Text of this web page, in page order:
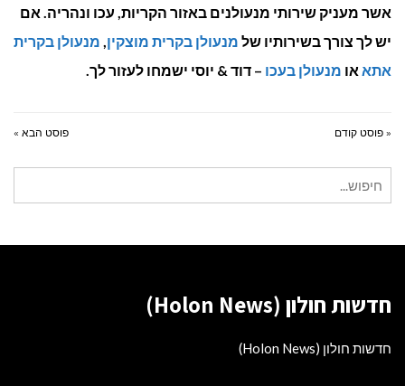
אשר מעניק שירותי מנעולנים באזור הקריות, עכו ונהריה. אם
יש לך צורך בשירותיו של מנעולן בקרית מוצקין, מנעולן בקרית
אתא או מנעולן בעכו – דוד & יוסי ישמחו לעזור לך.
« פוסט קודם פוסט הבא »
עבור:
חדשות חולון (Holon News)
חדשות חולון (Holon News)